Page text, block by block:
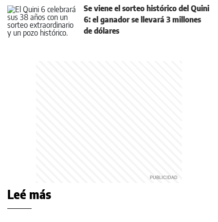
Se viene el sorteo histórico del Quini
6: el ganador se llevará 3 millones
de dólares
Leé más